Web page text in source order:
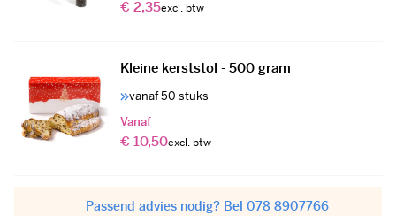
€ 2,35
Kleine kerststol - 500 gram
vanaf 50 stuks
Vanaf
€ 10,50
Passend advies nodig? Bel 078 8907766